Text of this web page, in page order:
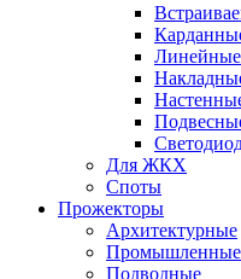
Линейные
Для ЖКХ
Споты
Прожекторы
Архитектурные
Промышленные
Подводные